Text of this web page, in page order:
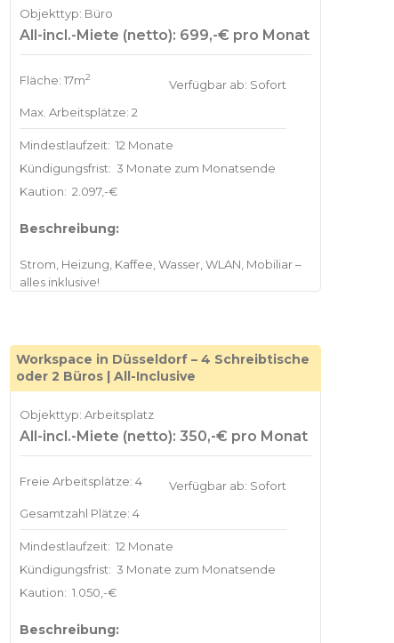
Objekttyp: Büro
All-incl.-Miete (netto): 699,-€ pro Monat
Fläche: 17m2
Max. Arbeitsplätze: 2
Verfügbar ab: Sofort
Mindestlaufzeit: 12 Monate
Kündigungsfrist: 3 Monate zum Monatsende
Kaution: 2.097,-€
Beschreibung:
Strom, Heizung, Kaffee, Wasser, WLAN, Mobiliar –
Workspace in Düsseldorf – 4 Schreibtische
oder 2 Büros | All-Inclusive
Objekttyp: Arbeitsplatz
All-incl.-Miete (netto): 350,-€ pro Monat
Freie Arbeitsplätze: 4
Gesamtzahl Plätze: 4
Verfügbar ab: Sofort
Mindestlaufzeit: 12 Monate
Kündigungsfrist: 3 Monate zum Monatsende
Kaution: 1.050,-€
Beschreibung: